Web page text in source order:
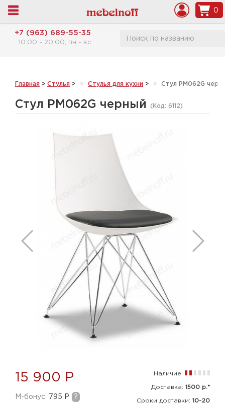
0
+7 (963) 689-55-35
10:00 - 20:00, пн - вс
Главная > Стулья > Стулья для кухни > Стул PM062G
Стул PM062G черный (Код: 6112)
15 900 Р
M-бонус: 795 Р ?
Наличие:
Доставка: 1500 р.*
Сроки доставки: 10-20